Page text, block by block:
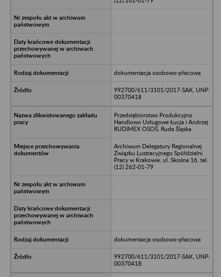
dokumentacja osobowo-płacowa
992700/611/3101/2017-SAK, UNP:
00370418
Przedsiębiorstwo Produkcyjno
Handlowo Usługowe Łucja i Andrzej
RUDIMEX OSOŚ, Ruda Śląska
Archiwum Delegatury Regionalnej
Związku Lustracyjnego Spółdzielni
Pracy w Krakowie, ul. Skośna 16, tel.
(12) 262-01-79
dokumentacja osobowo-płacowa
992700/611/3101/2017-SAK, UNP:
00370418